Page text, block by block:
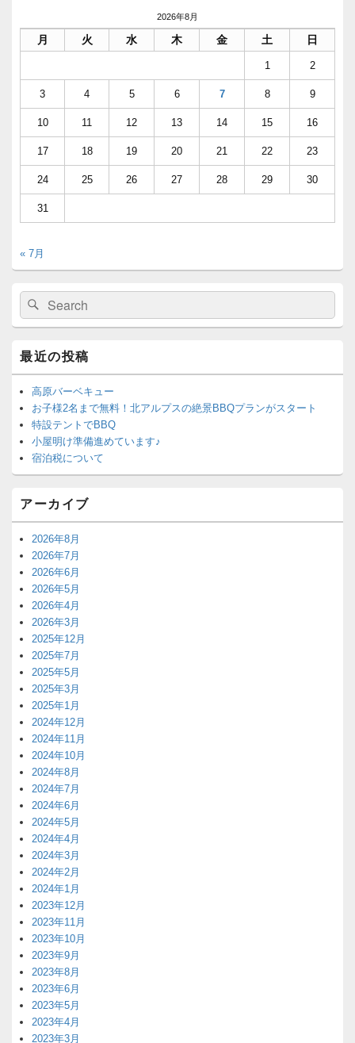
ン
2026年8月
月 火 水 木 金 土 日
1 2
3 4 5 6 7 8 9
10 11 12 13 14 15 16
17 18 19 20 21 22 23
24 25 26 27 28 29 30
31
« 7月
検
索:
検
索
最近の投稿
高原バーベキュー
お子様2名まで無料！北アルプスの絶景BBQプランがスタート
特設テントでBBQ
小屋明け準備進めています♪
宿泊税について
アーカイブ
2026年8月
2026年7月
2026年6月
2026年5月
2026年4月
2026年3月
2025年12月
2025年7月
2025年5月
2025年3月
2025年1月
2024年12月
2024年11月
2024年10月
2024年8月
2024年7月
2024年6月
2024年5月
2024年4月
2024年3月
2024年2月
2024年1月
2023年12月
2023年11月
2023年10月
2023年9月
2023年8月
2023年6月
2023年5月
2023年4月
2023年3月